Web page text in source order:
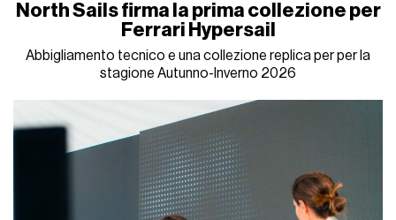
North Sails firma la prima collezione per
Ferrari Hypersail
Abbigliamento tecnico e una collezione replica per per la
stagione Autunno-Inverno 2026